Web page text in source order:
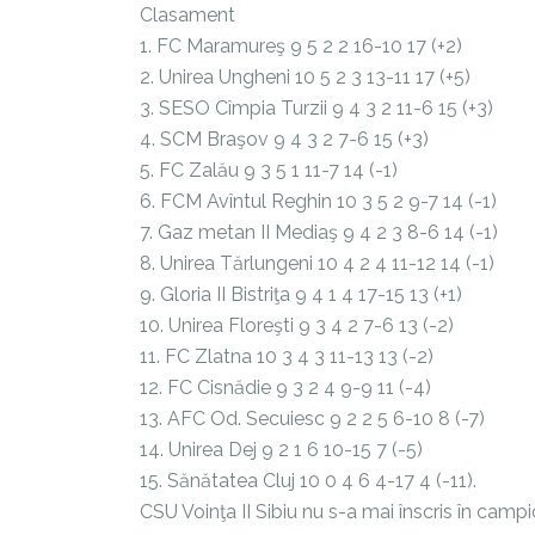
Clasament
1. FC Maramureş 9 5 2 2 16-10 17 (+2)
2. Unirea Ungheni 10 5 2 3 13-11 17 (+5)
3. SESO Cîmpia Turzii 9 4 3 2 11-6 15 (+3)
4. SCM Braşov 9 4 3 2 7-6 15 (+3)
5. FC Zalău 9 3 5 1 11-7 14 (-1)
6. FCM Avîntul Reghin 10 3 5 2 9-7 14 (-1)
7. Gaz metan II Mediaş 9 4 2 3 8-6 14 (-1)
8. Unirea Tărlungeni 10 4 2 4 11-12 14 (-1)
9. Gloria II Bistriţa 9 4 1 4 17-15 13 (+1)
10. Unirea Floreşti 9 3 4 2 7-6 13 (-2)
11. FC Zlatna 10 3 4 3 11-13 13 (-2)
12. FC Cisnădie 9 3 2 4 9-9 11 (-4)
13. AFC Od. Secuiesc 9 2 2 5 6-10 8 (-7)
14. Unirea Dej 9 2 1 6 10-15 7 (-5)
15. Sănătatea Cluj 10 0 4 6 4-17 4 (-11).
CSU Voinţa II Sibiu nu s-a mai înscris în